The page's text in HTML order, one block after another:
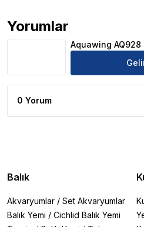
Yorumlar
Aquawing AQ928 Çift
Aquawing AQ928
0 Yorum
Balık
Akvaryumlar / Set Akvaryumlar
Balık Yemi / Cichlid Balık Yemi